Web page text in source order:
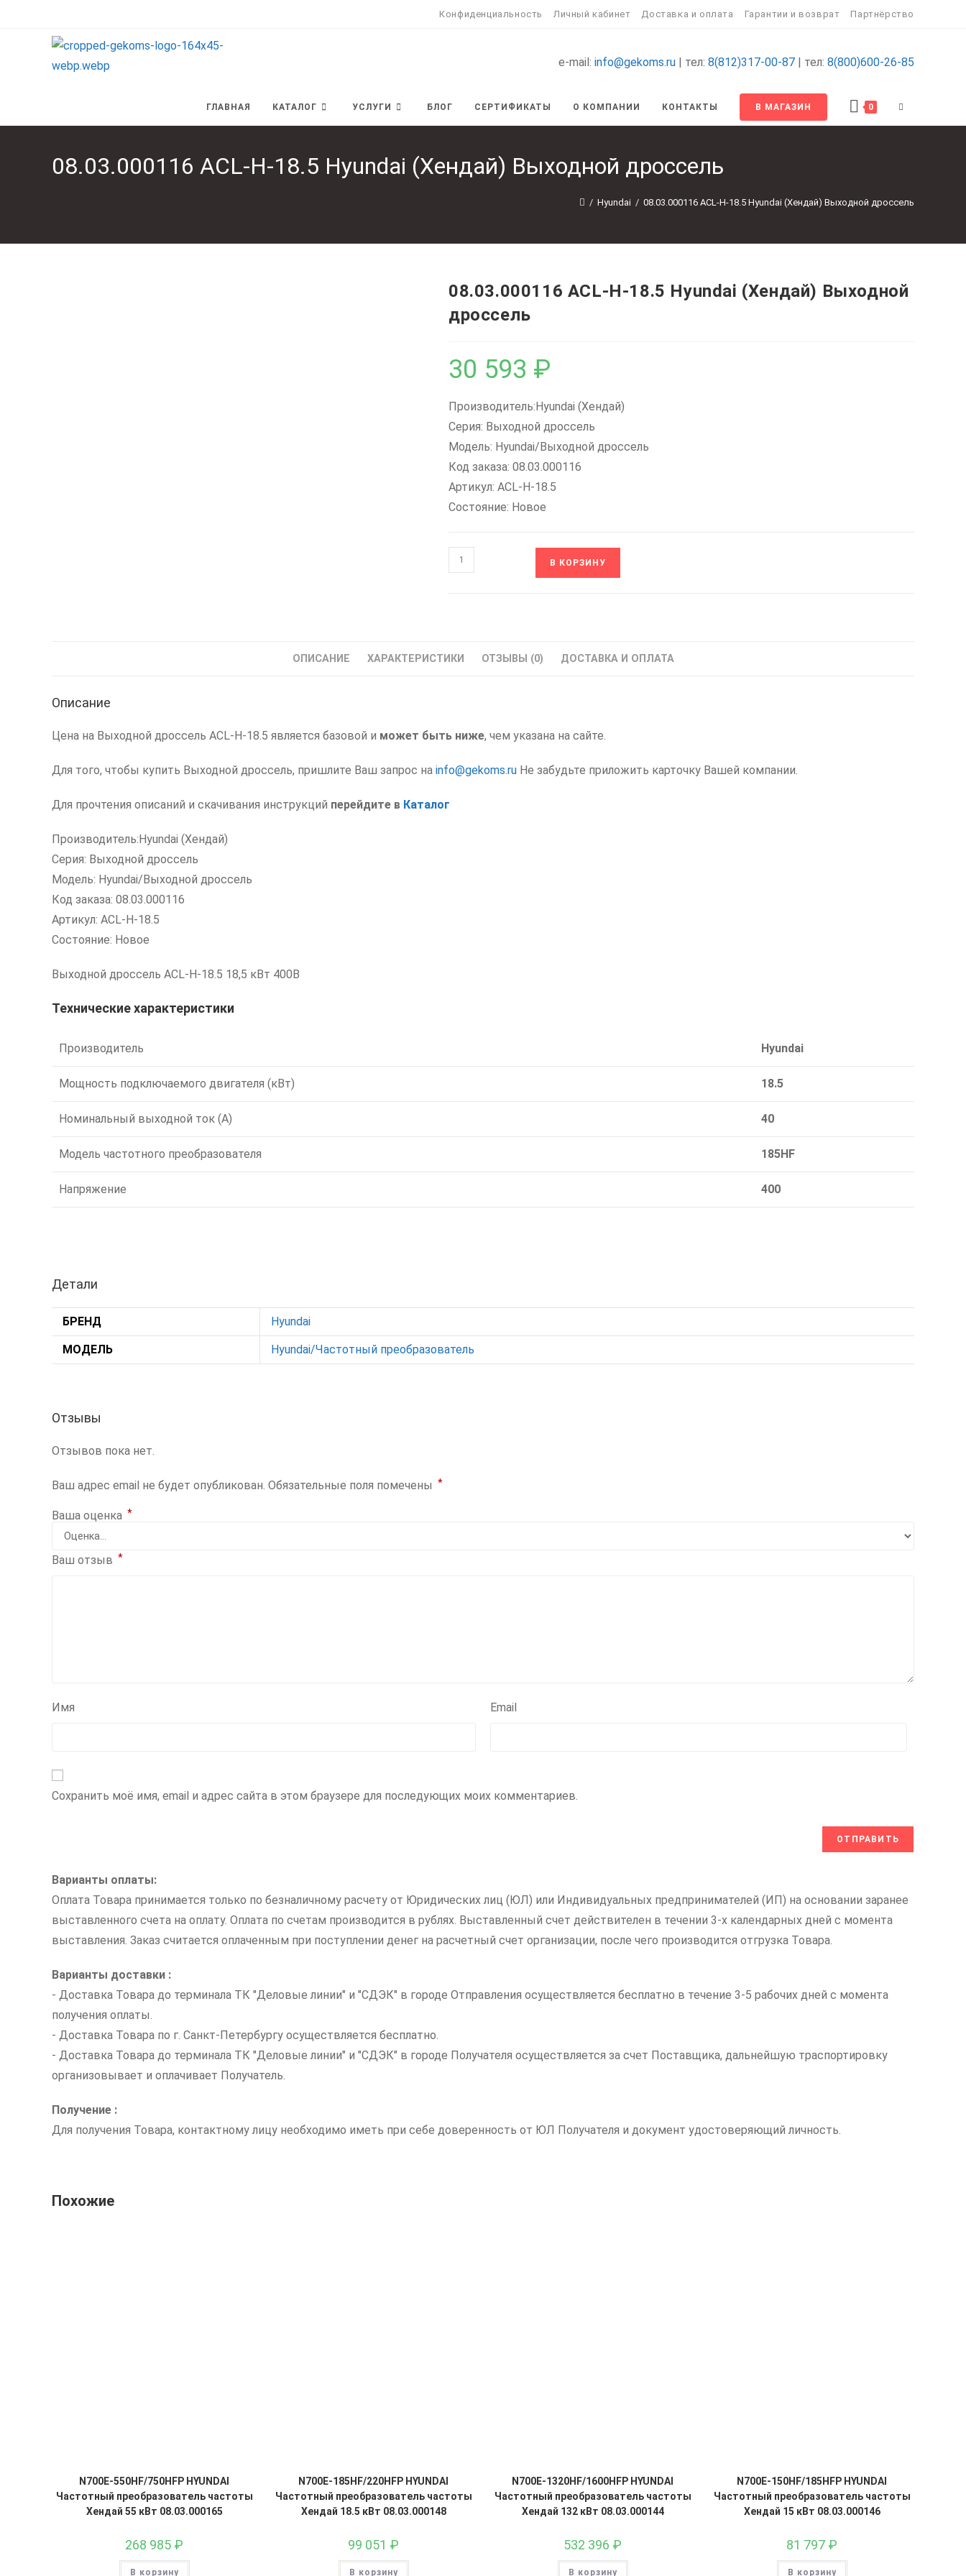
содержимому
Конфиденциальность Личный кабинет Доставка и оплата Гарантии и возврат Партнёрство
e-mail: info@gekoms.ru | тел: 8(812)317-00-87 | тел: 8(800)600-26-85
ГЛАВНАЯ КАТАЛОГ УСЛУГИ БЛОГ СЕРТИФИКАТЫ О КОМПАНИИ КОНТАКТЫ В МАГАЗИН 0
08.03.000116 ACL-H-18.5 Hyundai (Хендай) Выходной дроссель
/ Hyundai / 08.03.000116 ACL-H-18.5 Hyundai (Хендай) Выходной дроссель
08.03.000116 ACL-H-18.5 Hyundai (Хендай) Выходной
дроссель
30 593 ₽
Производитель:Hyundai (Хендай)
Серия: Выходной дроссель
Модель: Hyundai/Выходной дроссель
Код заказа: 08.03.000116
Артикул: ACL-H-18.5
Состояние: Новое
Количество
товара
Hyundai
В КОРЗИНУ
ОПИСАНИЕ ХАРАКТЕРИСТИКИ ОТЗЫВЫ (0) ДОСТАВКА И ОПЛАТА
Описание
Цена на Выходной дроссель ACL-H-18.5 является базовой и может быть ниже, чем указана на сайте.
Для того, чтобы купить Выходной дроссель, пришлите Ваш запрос на info@gekoms.ru Не забудьте приложить карточку Вашей компании.
Для прочтения описаний и скачивания инструкций перейдите в Каталог
Производитель:Hyundai (Хендай)
Серия: Выходной дроссель
Модель: Hyundai/Выходной дроссель
Код заказа: 08.03.000116
Артикул: ACL-H-18.5
Состояние: Новое
Выходной дроссель ACL-H-18.5 18,5 кВт 400В
Технические характеристики
Производитель Hyundai
Мощность подключаемого двигателя (кВт) 18.5
Номинальный выходной ток (А) 40
Модель частотного преобразователя 185HF
Напряжение 400
Детали
БРЕНД Hyundai
МОДЕЛЬ Hyundai/Частотный преобразователь
Отзывы
Отзывов пока нет.
Ваш адрес email не будет опубликован. Обязательные поля помечены *
Ваша оценка *
Ваш отзыв *
Имя Email
Сохранить моё имя, email и адрес сайта в этом браузере для последующих моих комментариев.
Варианты оплаты:
Оплата Товара принимается только по безналичному расчету от Юридических лиц (ЮЛ) или Индивидуальных предпринимателей (ИП) на основании заранее
выставленного счета на оплату. Оплата по счетам производится в рублях. Выставленный счет действителен в течении 3-х календарных дней с момента
выставления. Заказ считается оплаченным при поступлении денег на расчетный счет организации, после чего производится отгрузка Товара.
Варианты доставки :
- Доставка Товара до терминала ТК "Деловые линии" и "СДЭК" в городе Отправления осуществляется бесплатно в течение 3-5 рабочих дней с момента
получения оплаты.
- Доставка Товара по г. Санкт-Петербургу осуществляется бесплатно.
- Доставка Товара до терминала ТК "Деловые линии" и "СДЭК" в городе Получателя осуществляется за счет Поставщика, дальнейшую траспортировку
организовывает и оплачивает Получатель.
Получение :
Для получения Товара, контактному лицу необходимо иметь при себе доверенность от ЮЛ Получателя и документ удостоверяющий личность.
Похожие
N700E-550HF/750HFP HYUNDAI
Частотный преобразователь частоты
Хендай 55 кВт 08.03.000165
268 985 ₽
В корзину
N700E-185HF/220HFP HYUNDAI
Частотный преобразователь частоты
Хендай 18.5 кВт 08.03.000148
99 051 ₽
В корзину
N700E-1320HF/1600HFP HYUNDAI
Частотный преобразователь частоты
Хендай 132 кВт 08.03.000144
532 396 ₽
В корзину
N700E-150HF/185HFP HYUNDAI
Частотный преобразователь частоты
Хендай 15 кВт 08.03.000146
81 797 ₽
В корзину